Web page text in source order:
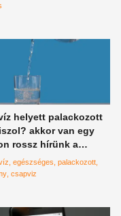
helyett palackozott
akkor van egy
rossz hírünk a
egészséges palackozott
csapviz